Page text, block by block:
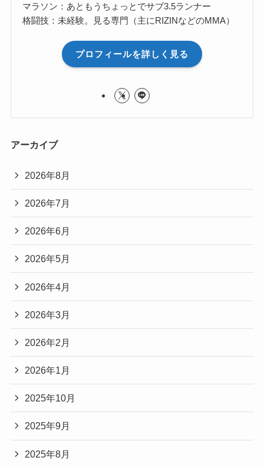
マラソン：あともうちょっとでサブ3.5ランナー
格闘技：未経験。見る専門（主にRIZINなどのMMA）
プロフィールを詳しく見る
アーカイブ
2026年8月
2026年7月
2026年6月
2026年5月
2026年4月
2026年3月
2026年2月
2026年1月
2025年10月
2025年9月
2025年8月